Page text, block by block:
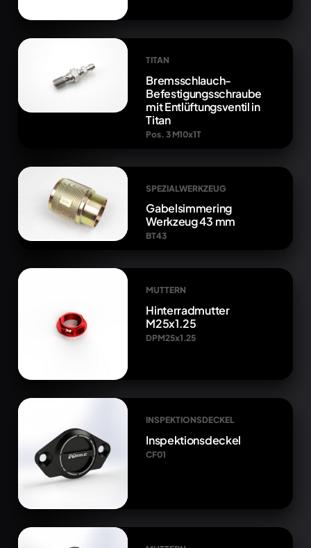
TITAN
Bremsschlauch-
Befestigungsschraube
mit Entlüftungsventil in
Titan
Pos. 3 M10x1T
SPEZIALWERKZEUG
Gabelsimmering
Werkzeug 43 mm
BT43
MUTTERN
Hinterradmutter
M25x1.25
DPM25x1.25
INSPEKTIONSDECKEL
Inspektionsdeckel
CF01